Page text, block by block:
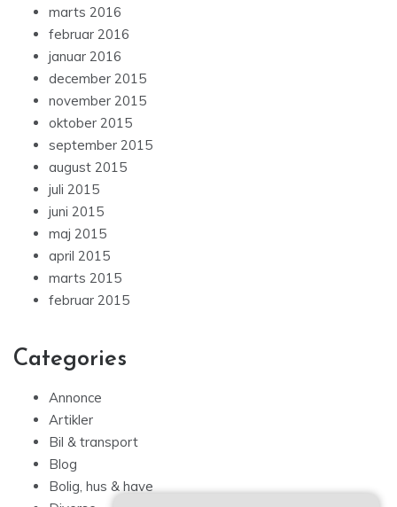
marts 2016
februar 2016
januar 2016
december 2015
november 2015
oktober 2015
september 2015
august 2015
juli 2015
juni 2015
maj 2015
april 2015
marts 2015
februar 2015
Categories
Annonce
Artikler
Bil & transport
Blog
Bolig, hus & have